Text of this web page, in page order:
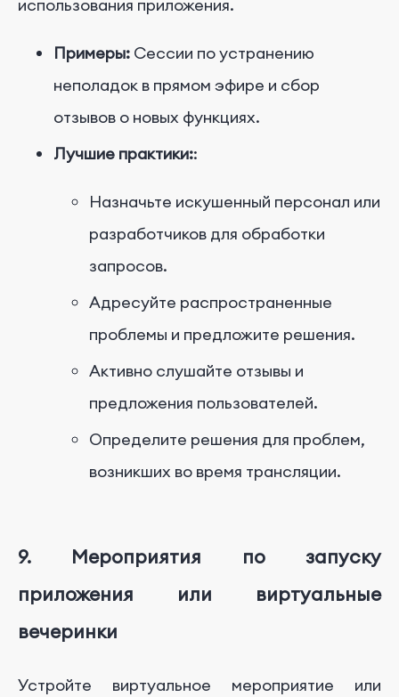
использования приложения.
Примеры: Сессии по устранению
неполадок в прямом эфире и сбор
отзывов о новых функциях.
Лучшие практики::
Назначьте искушенный персонал или
разработчиков для обработки
запросов.
Адресуйте распространенные
проблемы и предложите решения.
Активно слушайте отзывы и
предложения пользователей.
Определите решения для проблем,
возникших во время трансляции.
9. Мероприятия по запуску
приложения или виртуальные
вечеринки
Устройте виртуальное мероприятие или